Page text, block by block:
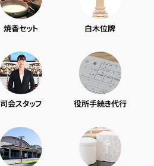
焼香セット 白木位牌
司会スタッフ 役所手続き代行